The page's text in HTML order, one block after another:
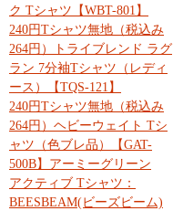
ク Tシャツ【WBT-801】
240円Tシャツ無地（税込み
264円）トライブレンド ラグ
ラン 7分袖Tシャツ（レディ
ース）【TQS-121】
240円Tシャツ無地（税込み
264円）ヘビーウェイト Tシ
ャツ（色ブレ品）【GAT-
500B】アーミーグリーン
アクティブ Tシャツ：
BEESBEAM(ビーズビーム)